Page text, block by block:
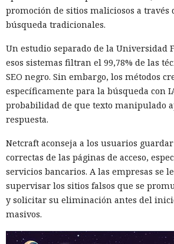
promoción de sitios maliciosos a través
búsqueda tradicionales.
Un estudio separado de la Universidad
esos sistemas filtran el 99,78% de las
SEO negro. Sin embargo, los métodos
específicamente para la búsqueda con
probabilidad de que texto manipulado
respuesta.
Netcraft aconseja a los usuarios
correctas de las páginas de acceso,
servicios bancarios. A las empresas se
supervisar los sitios falsos que se
y solicitar su eliminación antes del
masivos.